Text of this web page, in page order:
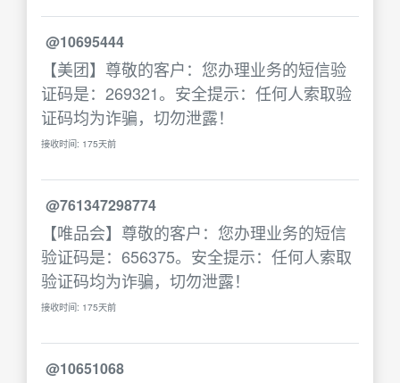
@10695444
【美团】尊敬的客户：您办理业务的短信验
证码是：269321。安全提示：任何人索取验
证码均为诈骗，切勿泄露！
接收时间: 175天前
@761347298774
【唯品会】尊敬的客户：您办理业务的短信
验证码是：656375。安全提示：任何人索取
验证码均为诈骗，切勿泄露！
接收时间: 175天前
@10651068